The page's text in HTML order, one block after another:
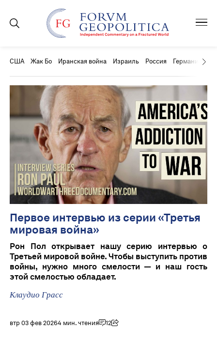
США Жак Бо Иранская война Израиль Россия Германия
Первое интервью из серии «Третья
мировая война»
Рон Пол открывает нашу серию интервью о
Третьей мировой войне. Чтобы выступить против
войны, нужно много смелости — и наш гость
этой смелостью обладает.
Клаудио Грасс
втр 03 фев 20264 мин. чтения 12